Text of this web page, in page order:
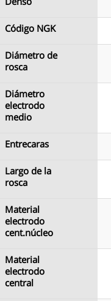
Código NGK
Diámetro de
rosca
Diámetro
electrodo
medio
Entrecaras
Largo de la
rosca
Material
electrodo
cent.núcleo
Material
electrodo
central
Código NGK
Diámetro de
rosca
Diámetro
electrodo
medio
Entrecaras
Largo de la
rosca
Material
electrodo
cent.núcleo
Material
electrodo
central